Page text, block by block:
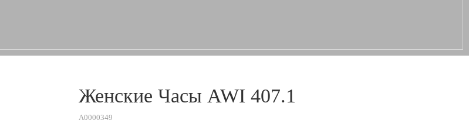
Женские Часы AWI 407.1
A0000349